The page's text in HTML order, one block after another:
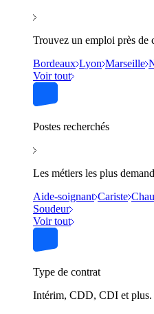
Trouvez un emploi près de
Bordeaux Lyon Marseille
Voir tout
Postes recherchés
Les métiers les plus
Aide-soignant Cariste
Soudeur
Voir tout
Type de contrat
Intérim, CDD, CDI et plus.